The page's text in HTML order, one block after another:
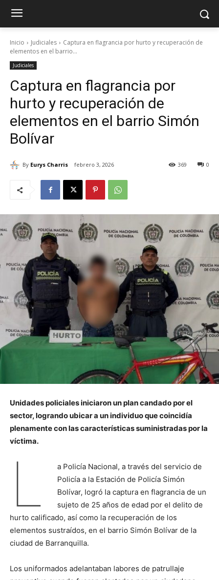
Inicio Judiciales
Captura en flagrancia por hurto y recuperación de
elementos en el barrio...
Judiciales
Captura en flagrancia por
hurto y recuperación de
elementos en el barrio Simón
Bolívar
By Eurys Charris febrero 3, 2026 0
369
Unidades policiales iniciaron un plan candado por el
sector, logrando ubicar a un individuo que coincidía
plenamente con las características suministradas por la
víctima.
L
a Policía Nacional, a través del servicio de
Policía a la Estación de Policía Simón
Bolívar, logró la captura en flagrancia de un
sujeto de 25 años de edad por el delito de
hurto calificado, así como la recuperación de los
elementos sustraídos, en el barrio Simón Bolívar de la
ciudad de Barranquilla.
Los uniformados adelantaban labores de patrullaje